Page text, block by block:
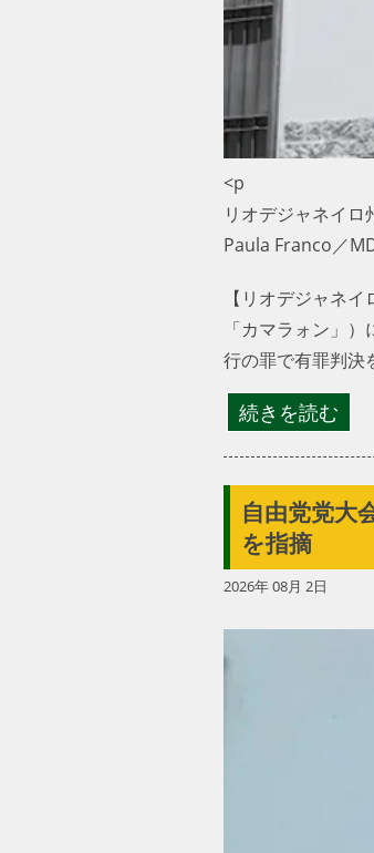
<p
リオデジャネイ
Paula Franco／
【リオデジャネ
「カマラォン」
行の罪で有罪判決
続きを読む
自由党党大
を指摘
2026年 08月 2日